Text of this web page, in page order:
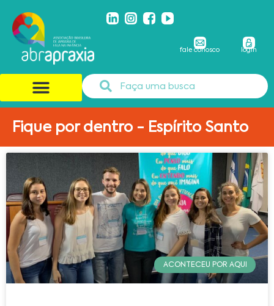
fale conosco login
Fique por dentro - Espírito Santo
ACONTECEU POR AQUI